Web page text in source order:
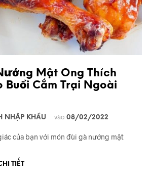
Mật Ong Thích
Buổi Cắm Trại Ngoài
NHẬP KHẨU vào 08/02/2022
của bạn với món đùi gà nướng mật
TIẾT